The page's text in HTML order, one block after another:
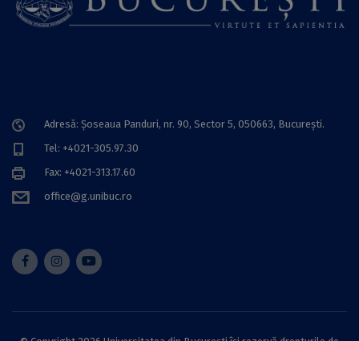
Adresă: Șoseaua Panduri, nr. 90, Sector 5, 050663, Bucureşti.
Tel: +4021-305.97.30
Fax: +4021-313.17.60
office@g.unibuc.ro